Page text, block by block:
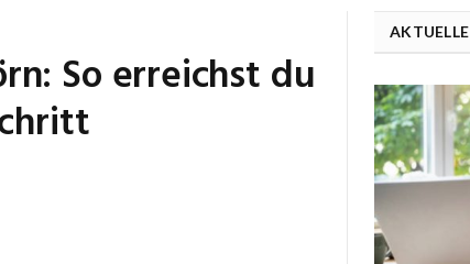
So erreichst du
AKTUELLE